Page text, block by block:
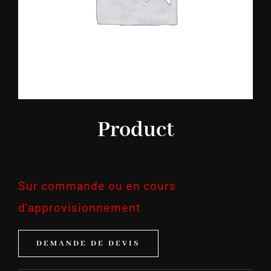
Product
Sur commande ou en cours
d'approvisionnement
DEMANDE DE DEVIS